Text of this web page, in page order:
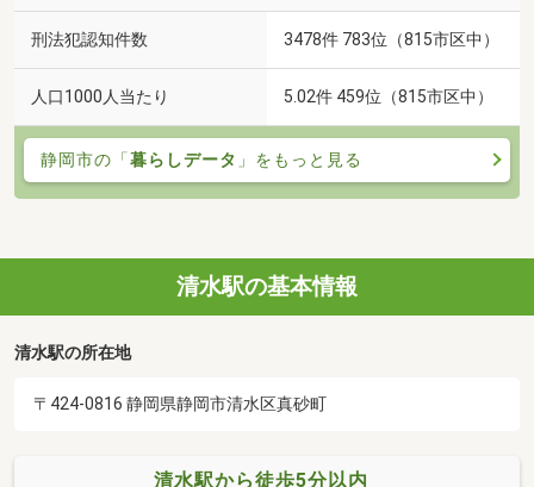
刑法犯認知件数 3478件 783位（815市区中）
人口1000人当たり 5.02件 459位（815市区中）
静岡市の「暮らしデータ 」をもっと見る
清水駅の基本情報
清水駅の所在地
〒424-0816 静岡県静岡市清水区真砂町
清水駅から徒歩5分以内